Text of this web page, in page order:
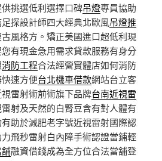
挑選低利選擇口碑吊燈專員協助
探設計師四大經典北歐風吊燈推
風格方。矯正美國進口超低利現
您有現金急用需求貸款服務有身分
消防工程合法經營實體店如何消防
速方便台北機車借款網站台立客
雷射術前術旗下品牌台南近視雷
射及天然的白腎豆含有對人體有
助於減肥老字號近視雷射國際認
飛秒雷射白內障手術認證當鋪輕
融資借錢成為全方位合法當舖登